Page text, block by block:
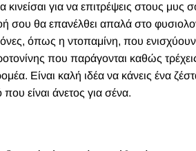
κινείσαι για να επιτρέψεις στους
σου θα επανέλθει απαλά στο
όπως η ντοπαμίνη, που ενισχύουν
που παράγονται καθώς
Είναι καλή ιδέα να κάνεις ένα
είναι άνετος για σένα.